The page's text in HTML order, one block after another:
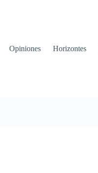
Opiniones Horizontes